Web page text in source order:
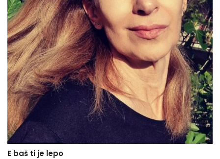
E baš ti je lepo